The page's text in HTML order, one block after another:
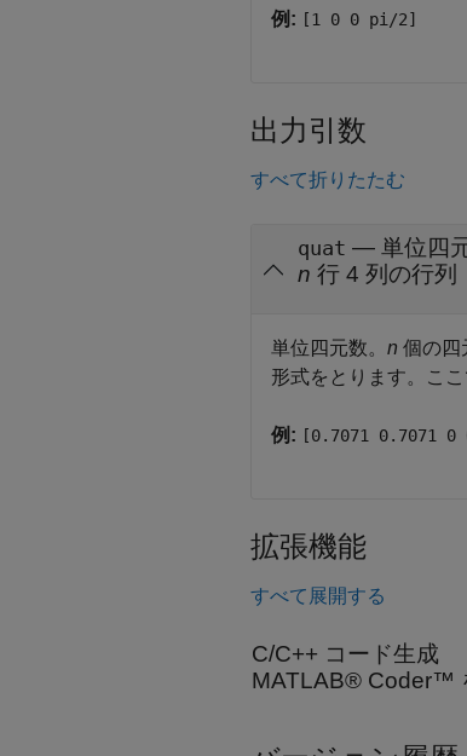
例: [1 0 0 pi/2]
出力引数
すべて折りたたむ
quat — 単位四
n 行 4 列の行列
単位四元数。 n 個の四
形式をとります。ここ
例: [0.7071 0.7071 0
拡張機能
すべて展開する
C/C++ コード生成
MATLAB® Coder™